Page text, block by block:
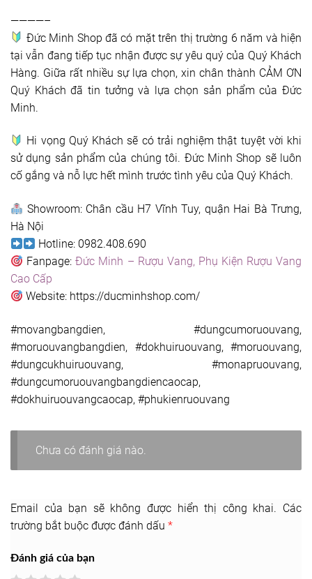
————–
Đức Minh Shop đã có mặt trên thị trường 6 năm và hiện
tại vẫn đang tiếp tục nhận được sự yêu quý của Quý Khách
Hàng. Giữa rất nhiều sự lựa chọn, xin chân thành CẢM ƠN
Quý Khách đã tin tưởng và lựa chọn sản phẩm của Đức
Minh.
Hi vọng Quý Khách sẽ có trải nghiệm thật tuyệt vời khi
sử dụng sản phẩm của chúng tôi. Đức Minh Shop sẽ luôn
cố gắng và nỗ lực hết mình trước tình yêu của Quý Khách.
Showroom: Chân cầu H7 Vĩnh Tuy, quận Hai Bà Trưng,
Hà Nội
Hotline: 0982.408.690
Fanpage:Đức Minh – Rượu Vang, Phụ Kiện Rượu Vang
Cao Cấp
Website: https://ducminhshop.com/
#movangbangdien, #dungcumoruouvang,
#moruouvangbangdien, #dokhuiruouvang, #moruouvang,
#dungcukhuiruouvang, #monapruouvang,
#dungcumoruouvangbangdiencaocap,
#dokhuiruouvangcaocap, #phukienruouvang
Chưa có đánh giá nào.
Email của bạn sẽ không được hiển thị công khai.
Các
trường bắt buộc được đánh dấu *
Đánh giá của bạn